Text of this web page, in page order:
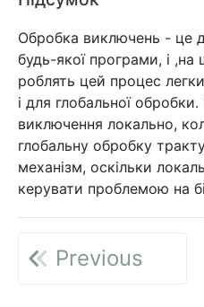
Обробка виключень - це
будь-якої програми, і ,на
роблять цей процес
і для глобальної
виключення локально,
глобальну обробку
механізм, оскільки
керувати проблемою на
Previous